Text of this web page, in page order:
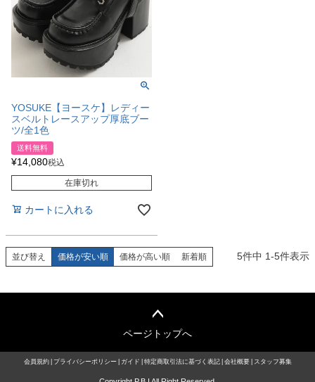
YOSUKE【ヨースケ】レディー
スベルトレースアップ厚底ブー
ツ/全1色
送料無料
¥14,080税込
在庫切れ
カートに入れる
並び替え 価格が安い順 価格が高い順 新着順 5件中 1-5件表示
ページトップへ
会員規約 プライバシーポリシー ガイド 特定商取引法に基づく表記 会社概要 スタッフ募集